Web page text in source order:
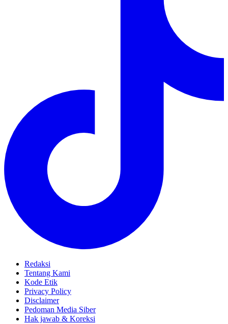
Redaksi
Tentang Kami
Kode Etik
Privacy Policy
Disclaimer
Pedoman Media Siber
Hak jawab & Koreksi